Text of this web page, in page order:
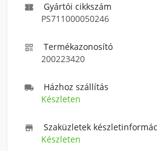

Gyártói cikkszám
PS711000050246

Termékazonosító
200223420

Házhoz szállítás
Készleten

Szaküzletek
Készleten